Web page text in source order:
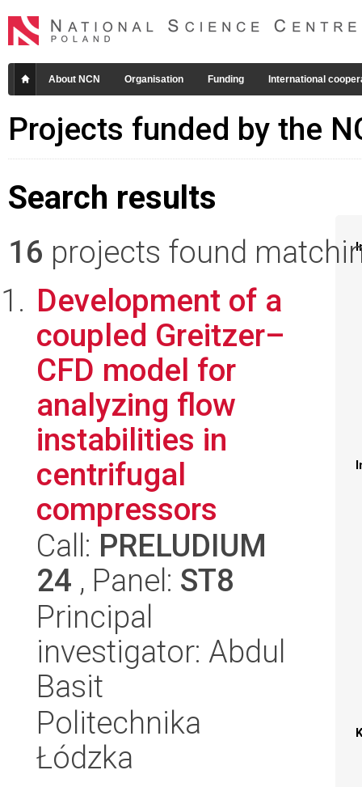
About NCN Organisation Funding International
Projects funded by the
Search results
16 projects found
Development of a
coupled Greitzer–
CFD model for
analyzing flow
instabilities in
centrifugal
compressors
Call: PRELUDIUM
24 , Panel: ST8
Principal
investigator: Abdul
Basit
Politechnika
Łódzka